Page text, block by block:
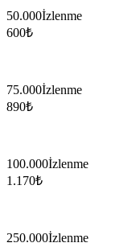
50.000İzlenme
600₺
75.000İzlenme
890₺
100.000İzlenme
1.170₺
250.000İzlenme